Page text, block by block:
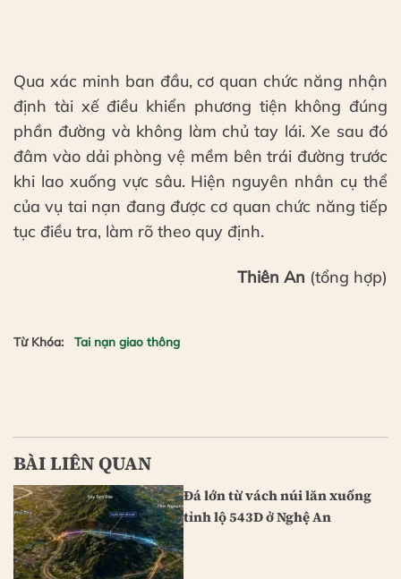
Qua xác minh ban đầu, cơ quan chức năng nhận
định tài xế điều khiển phương tiện không đúng
phần đường và không làm chủ tay lái. Xe sau đó
đâm vào dải phòng vệ mềm bên trái đường trước
khi lao xuống vực sâu. Hiện nguyên nhân cụ thể
của vụ tai nạn đang được cơ quan chức năng tiếp
tục điều tra, làm rõ theo quy định.
Thiên An (tổng hợp)
Từ Khóa: Tai nạn giao thông
BÀI LIÊN QUAN
Đá lớn từ vách núi lăn xuống
tỉnh lộ 543D ở Nghệ An